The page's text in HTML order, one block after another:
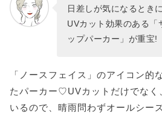
日差しが気になるとき
UVカット効果のある「
ップパーカー」が重宝!
「ノースフェイス」のアイコン的
たパーカー♡UVカットだけでなく
いるので、晴雨問わずオールシー